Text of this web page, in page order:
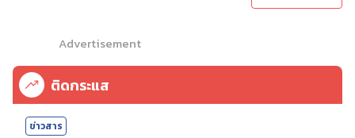
Advertisement
ติดกระแส
ข่าวสาร